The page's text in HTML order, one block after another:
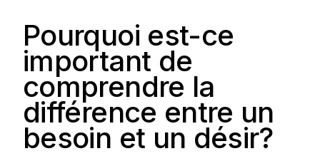
Pourquoi est-ce
important de
comprendre la
différence entre un
besoin et un désir?